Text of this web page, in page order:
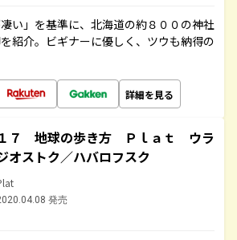
凄い」を基準に、北海道の約８００の神社
紹介。ビギナーに優しく、ツウも納得の
詳細を見る
７ 地球の歩き方 Ｐｌａｔ ウラ
オストク／ハバロフスク
発売